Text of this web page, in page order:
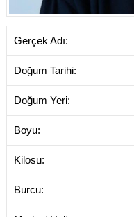
Gerçek Adı:
Doğum Tarihi:
Doğum Yeri:
Boyu:
Kilosu:
Burcu: